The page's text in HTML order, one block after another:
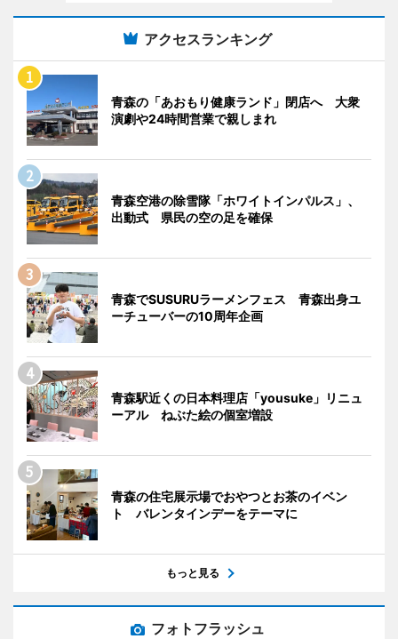
アクセスランキング
青森の「あおもり健康ランド」閉店へ 大衆
演劇や24時間営業で親しまれ
青森空港の除雪隊「ホワイトインパルス」、
出動式 県民の空の足を確保
青森でSUSURUラーメンフェス 青森出身ユ
ーチューバーの10周年企画
青森駅近くの日本料理店「yousuke」リニュ
ーアル ねぶた絵の個室増設
青森の住宅展示場でおやつとお茶のイベン
ト バレンタインデーをテーマに
もっと見る
フォトフラッシュ